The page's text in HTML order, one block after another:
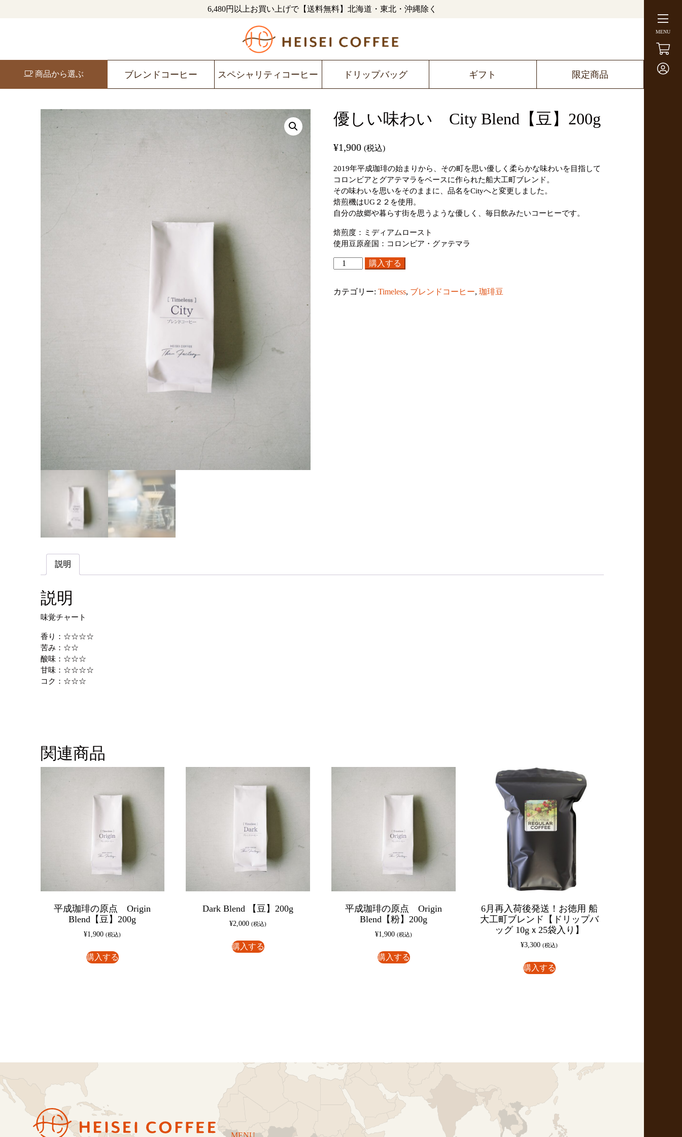
MENU
6,480円以上お買い上げで【送料無料】北海道・東北・沖縄除く
商品から選ぶ ブレンドコーヒー スペシャリティコーヒー ドリップバッグ ギフト 限定商品
優しい味わい City Blend【豆】200g
¥1,900 (税込)
2019年平成珈琲の始まりから、その町を思い優しく柔らかな味わいを目指して
コロンビアとグアテマラをベースに作られた船大工町ブレンド。
その味わいを思いをそのままに、品名をCityへと変更しました。
焙煎機はUG２２を使用。
自分の故郷や暮らす街を思うような優しく、毎日飲みたいコーヒーです。
焙煎度：ミディアムロースト
使用豆原産国：コロンビア・グァテマラ
い
購入する
カテゴリー: Timeless, ブレンドコーヒー, 珈琲豆
説明
説明
味覚チャート
香り：☆☆☆☆
苦み：☆☆
酸味：☆☆☆
甘味：☆☆☆☆
コク：☆☆☆
関連商品
平成珈琲の原点 Origin
Blend【豆】200g
¥1,900 (税込)
購入する
Dark Blend 【豆】200g
¥2,000 (税込)
購入する
平成珈琲の原点 Origin
Blend【粉】200g
¥1,900 (税込)
購入する
6月再入荷後発送！お徳用 船
大工町ブレンド【ドリップバ
ッグ 10gｘ25袋入り】
¥3,300 (税込)
購入する